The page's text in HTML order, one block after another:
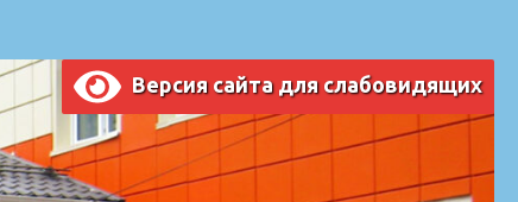
Версия сайта для слабовидящих